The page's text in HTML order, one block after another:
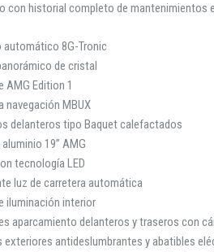
con historial completo de mantenimientos
automático 8G-Tronic
de cristal
AMG Edition 1
navegación MBUX
delanteros tipo Baquet calefactados
19” AMG
tecnología LED
luz de carretera automática
iluminación interior
aparcamiento delanteros y traseros con
exteriores antideslumbrantes y abatibles